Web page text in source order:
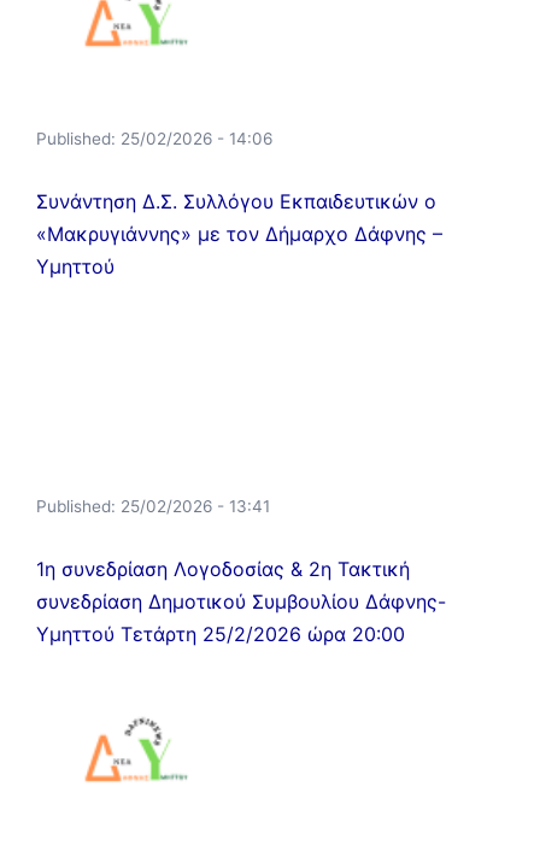
Published: 25/02/2026 - 14:06
Συνάντηση Δ.Σ. Συλλόγου Εκπαιδευτικών ο
«Μακρυγιάννης» με τον Δήμαρχο Δάφνης –
Υμηττού
Published: 25/02/2026 - 13:41
1η συνεδρίαση Λογοδοσίας & 2η Τακτική
συνεδρίαση Δημοτικού Συμβουλίου Δάφνης-
Υμηττού Τετάρτη 25/2/2026 ώρα 20:00